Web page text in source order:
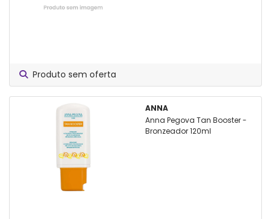
Produto sem oferta
ANNA
Anna Pegova Tan Booster -
Bronzeador 120ml